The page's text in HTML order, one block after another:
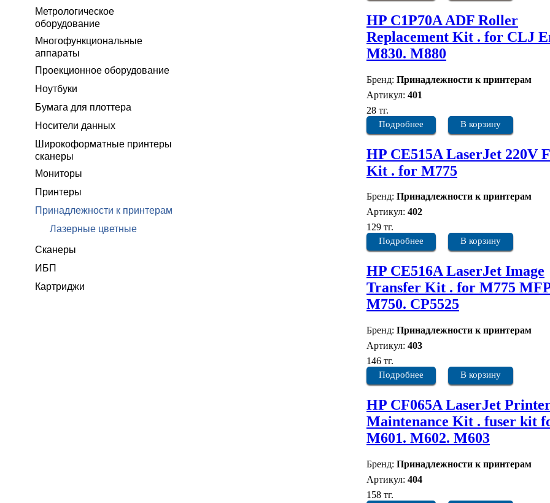
Метрологическое
оборудование
Многофункциональные
аппараты
Проекционное оборудование
Ноутбуки
Бумага для плоттера
Носители данных
Широкоформатные принтеры
сканеры
Мониторы
Принтеры
Принадлежности к принтерам
Лазерные цветные
Сканеры
ИБП
Картриджи
HP C1P70A ADF Roller
Replacement Kit . for CLJ
M830. M880
Бренд: Принадлежности к принтерам
Артикул: 401
28 тг.
Подробнее В корзину
HP CE515A LaserJet 220V
Kit . for M775
Бренд: Принадлежности к принтерам
Артикул: 402
129 тг.
Подробнее В корзину
HP CE516A LaserJet Image
Transfer Kit . for M775
M750. CP5525
Бренд: Принадлежности к принтерам
Артикул: 403
146 тг.
Подробнее В корзину
HP CF065A LaserJet
Maintenance Kit . fuser kit
M601. M602. M603
Бренд: Принадлежности к принтерам
Артикул: 404
158 тг.